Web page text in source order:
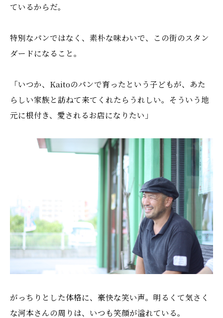
ているからだ。
特別なパンではなく、素朴な味わいで、この街のスタン
ダードになること。
「いつか、Kaitoのパンで育ったという子どもが、あた
らしい家族と訪ねて来てくれたらうれしい。そういう地
元に根付き、愛されるお店になりたい」
がっちりとした体格に、豪快な笑い声。明るくて気さく
な河本さんの周りは、いつも笑顔が溢れている。